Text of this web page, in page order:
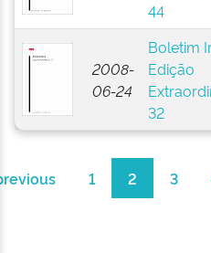
44
2008-
06-24
Boletim
Edição
32
1 2 3